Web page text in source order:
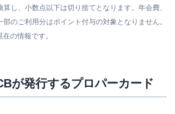
し、小数点以下は切り捨てとなります。年会費、
のご利用分はポイント付与の対象となりません。
の情報です。
が発行するプロパーカード